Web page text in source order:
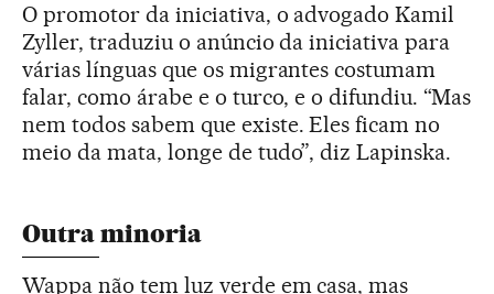
O promotor da iniciativa, o advogado Kamil
Zyller, traduziu o anúncio da iniciativa para
várias línguas que os migrantes costumam
falar, como árabe e o turco, e o difundiu. “Mas
nem todos sabem que existe. Eles ficam no
meio da mata, longe de tudo”, diz Lapinska.
Outra minoria
Wappa não tem luz verde em casa, mas